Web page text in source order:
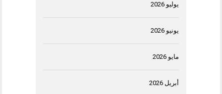
يوليو 2026
يونيو 2026
مايو 2026
أبريل 2026